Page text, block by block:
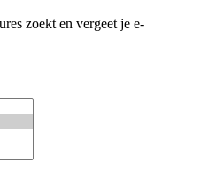
zoekt en vergeet je e-